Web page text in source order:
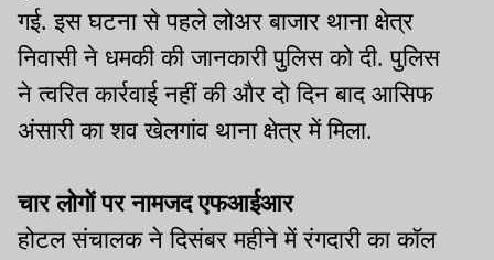
गई. इस घटना से पहले लोअर बाजार थाना क्षेत्र
निवासी ने धमकी की जानकारी पुलिस को दी. पुलिस
ने त्वरित कार्रवाई नहीं की और दो दिन बाद आसिफ
अंसारी का शव खेलगांव थाना क्षेत्र में मिला.
चार लोगों पर नामजद एफआईआर
होटल संचालक ने दिसंबर महीने में रंगदारी का कॉल